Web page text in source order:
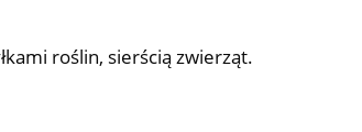
roślin, sierścią zwierząt.